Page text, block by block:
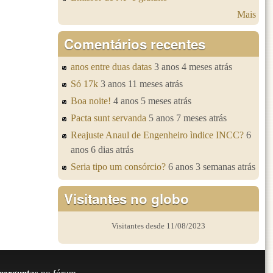
Mais
Comentários recentes
anos entre duas datas 3 anos 4 meses atrás
Só 17k 3 anos 11 meses atrás
Boa noite! 4 anos 5 meses atrás
Pacta sunt servanda 5 anos 7 meses atrás
Reajuste Anaul de Engenheiro ìndice INCC? 6
anos 6 dias atrás
Seria tipo um consórcio? 6 anos 3 semanas atrás
Visitantes no globo
Visitantes desde 11/08/2023